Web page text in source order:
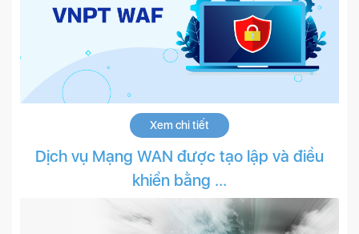
Xem chi tiết
Dịch vụ Mạng WAN được tạo lập và điều
khiển bằng ...